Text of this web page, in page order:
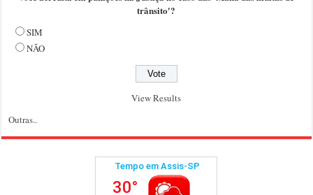
trânsito'?
SIM
NÃO
View Results
Outras..